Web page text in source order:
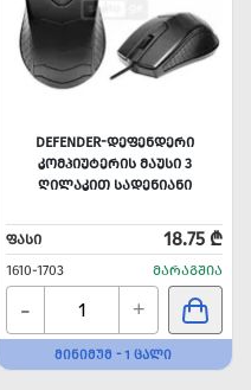
DEFENDER-ᲓᲔᲤᲔᲜᲓᲔᲠᲘ
ᲙᲝᲛᲞᲘᲣᲢᲔᲠᲘᲡ ᲛᲐᲣᲡᲘ 3
ᲦᲘᲚᲐᲙᲘᲗ ᲡᲐᲓᲔᲜᲘᲐᲜᲘ
ᲤᲐᲡᲘ 18.75 ₾
1610-1703 ᲛᲐᲠᲐᲒᲨᲘᲐ
- +
ᲛᲘᲜᲘᲛᲣᲛ - 1 ᲪᲐᲚᲘ